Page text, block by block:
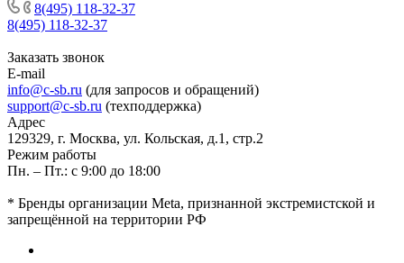
8(495) 118-32-37
8(495) 118-32-37
Заказать звонок
E-mail
info@c-sb.ru (для запросов и обращений)
support@c-sb.ru (техподдержка)
Адрес
129329, г. Москва, ул. Кольская, д.1, стр.2
Режим работы
Пн. – Пт.: с 9:00 до 18:00
* Бренды организации Meta, признанной экстремистской и
запрещённой на территории РФ